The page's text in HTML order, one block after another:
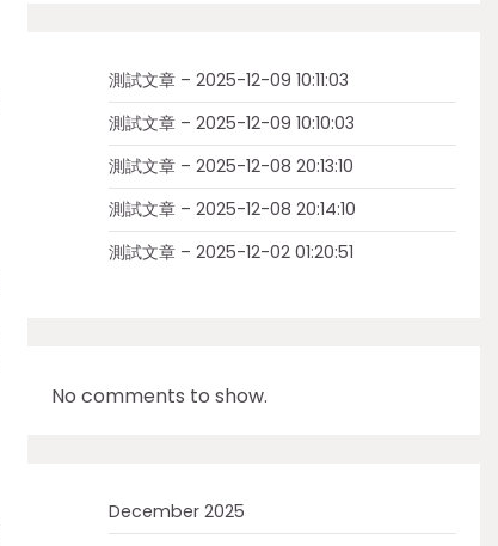
測試文章 – 2025-12-09 10:11:03
測試文章 – 2025-12-09 10:10:03
測試文章 – 2025-12-08 20:13:10
測試文章 – 2025-12-08 20:14:10
測試文章 – 2025-12-02 01:20:51
No comments to show.
December 2025